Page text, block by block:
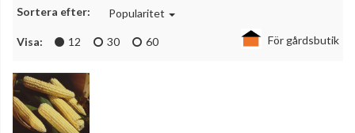
Sortera efter: Popularitet
Visa: 12 30 60 För gårdsbutik